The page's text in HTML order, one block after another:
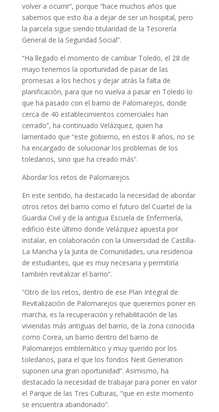
volver a ocurrir”, porque “hace muchos años que
sabemos que esto iba a dejar de ser un hospital, pero
la parcela sigue siendo titularidad de la Tesorería
General de la Seguridad Social”.
“Ha llegado el momento de cambiar Toledo, el 28 de
mayo tenemos la oportunidad de pasar de las
promesas a los hechos y dejar atrás la falta de
planificación, para que no vuelva a pasar en Toledo lo
que ha pasado con el barrio de Palomarejos, donde
cerca de 40 establecimientos comerciales han
cerrado”, ha continuado Velázquez, quien ha
lamentado que “este gobierno, en estos 8 años, no se
ha encargado de solucionar los problemas de los
toledanos, sino que ha creado más”.
Abordar los retos de Palomarejos
En este sentido, ha destacado la necesidad de abordar
otros retos del barrio como el futuro del Cuartel de la
Guardia Civil y de la antigua Escuela de Enfermería,
edificio éste último donde Velázquez apuesta por
instalar, en colaboración con la Universidad de Castilla-
La Mancha y la Junta de Comunidades, una residencia
de estudiantes, que es muy necesaria y permitiría
también revitalizar el barrio”.
“Otro de los retos, dentro de ese Plan Integral de
Revitalización de Palomarejos que queremos poner en
marcha, es la recuperación y rehabilitación de las
viviendas más antiguas del barrio, de la zona conocida
como Corea, un barrio dentro del barrio de
Palomarejos emblemático y muy querido por los
toledanos, para el que los fondos Next Generation
suponen una gran oportunidad”. Asimismo, ha
destacado la necesidad de trabajar para poner en valor
el Parque de las Tres Culturas, “que en este momento
se encuentra abandonado”.